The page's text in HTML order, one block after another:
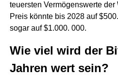
teuersten Vermögenswerte
Preis könnte bis 2028 auf
sogar auf $1.000. 000.
Wie viel wird der
Jahren wert sein?